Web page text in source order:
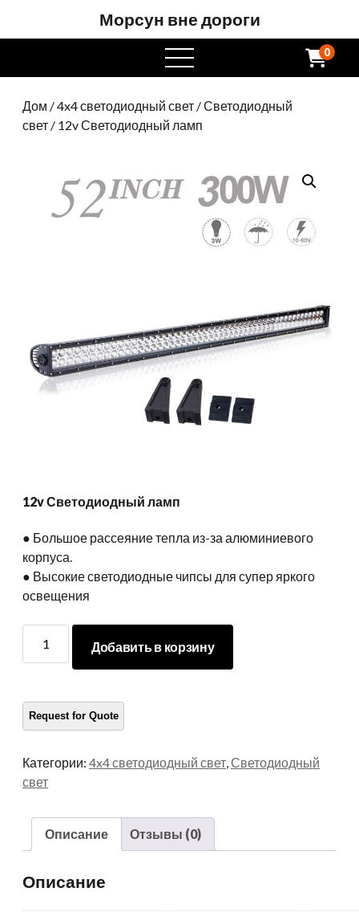
Морсун вне дороги
Открытое
меню
0
Дом /4x4 светодиодный свет /Светодиодный
свет / 12v Светодиодный ламп
12v Светодиодный ламп
● Большое рассеяние тепла из-за алюминиевого
корпуса.
● Высокие светодиодные чипсы для супер яркого
освещения
СветодиодныйДобавить в корзину
Категории: 4x4 светодиодный свет Светодиодный
свет
Описание Отзывы (0)
Описание